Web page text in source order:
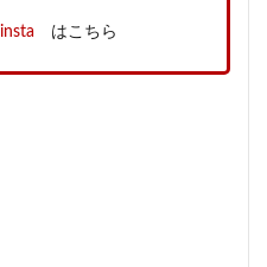
insta はこちら